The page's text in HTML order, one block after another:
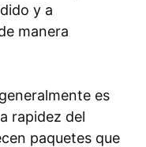
y a
manera
es
rapidez del
paquetes que